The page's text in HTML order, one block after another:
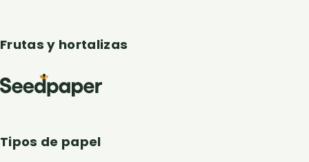
Frutas y hortalizas
Tipos de papel